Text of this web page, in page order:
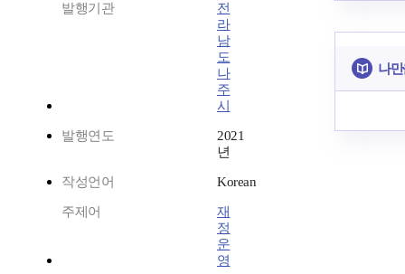
발행기관
전
라
남
도
나
주
시
발행연도
2021
년
작성언어 Korean
주제어
재
정
운
영
나